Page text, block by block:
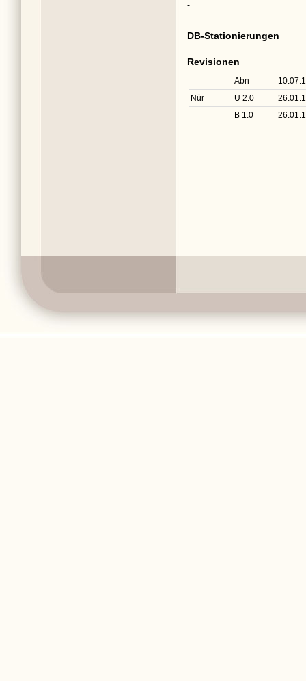
-
DB-Stationierungen
Revisionen
Abn
Nür
U 2.0
B 1.0